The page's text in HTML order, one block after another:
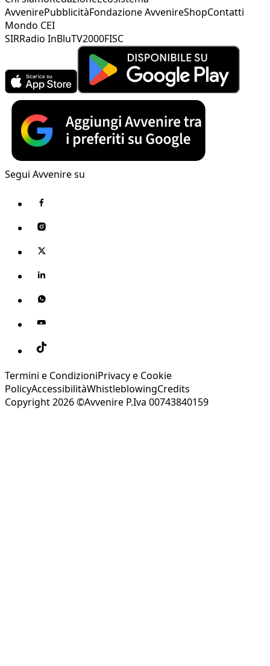
AvvenirePubblicitàFondazione AvvenireShopContatti
Mondo CEI
SIRRadio InBluTV2000FISC
Segui Avvenire su
Termini e CondizioniPrivacy e Cookie
PolicyAccessibilitàWhistleblowingCredits
Copyright 2026 ©Avvenire P.Iva 00743840159